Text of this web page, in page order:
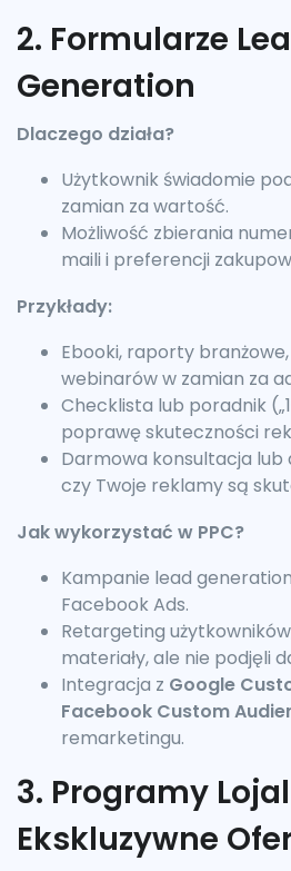
2. Formularze
Generation
Dlaczego działa?
Użytkownik świadomie
zamian za wartość.
Możliwość zbierania
maili i preferencji
Przykłady:
Ebooki, raporty
webinarów w zamian za
Checklista lub poradnik
poprawę skuteczności
Darmowa konsultacja lub
czy Twoje reklamy są
Jak wykorzystać w PPC?
Kampanie lead
Facebook Ads.
Retargeting
materiały, ale nie podjęli
Integracja z Google
Facebook Custom
remarketingu.
3. Programy
Ekskluzywne